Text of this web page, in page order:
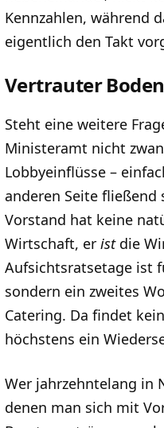
Kennzahlen, während
eigentlich den Takt
Vertrauter
Steht eine weitere
Ministeramt nicht
Lobbyeinflüsse –
anderen Seite fließend
Vorstand hat keine
Wirtschaft, er istdie
Aufsichtsratsetage ist
sondern ein zweites
Catering. Da findet
höchstens ein
Wer jahrzehntelang in
denen man sich mit